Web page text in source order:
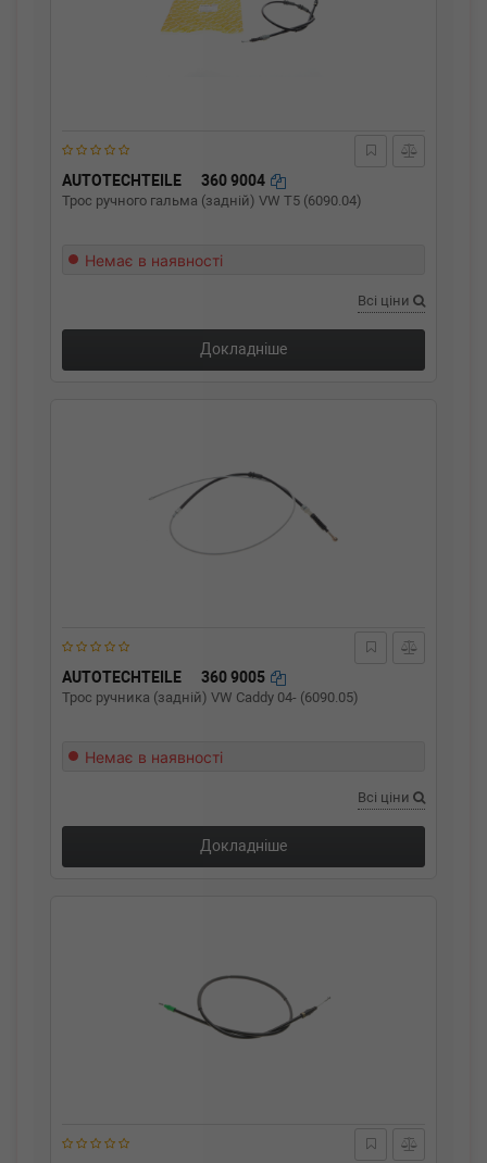
AUTOTECHTEILE 360 9004
Трос ручного гальма (задній) VW T5 (6090.04)
Немає в наявності
Всі ціни
Докладніше
AUTOTECHTEILE 360 9005
Трос ручника (задній) VW Caddy 04- (6090.05)
Немає в наявності
Всі ціни
Докладніше